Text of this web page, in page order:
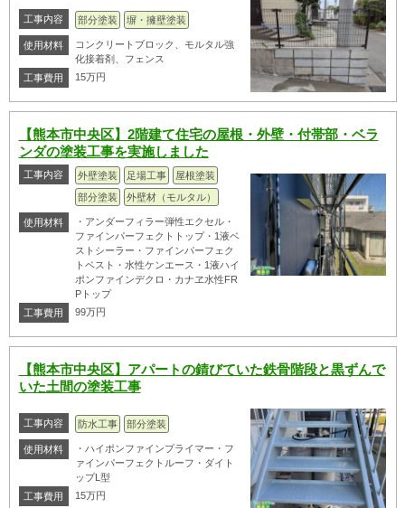
工事内容 部分塗装 塀・擁壁塗装
使用材料
コンクリートブロック、モルタル強
化接着剤、フェンス
工事費用
15万円
【熊本市中央区】2階建て住宅の屋根・外壁・付帯部・ベラ
ンダの塗装工事を実施しました
工事内容 外壁塗装 足場工事
屋根塗装
部分塗装
外壁材（モルタル）
使用材料
・アンダーフィラー弾性エクセル・
ファインパーフェクトトップ・1液ベ
ストシーラー・ファインパーフェク
トベスト・水性ケンエース・1液ハイ
ポンファインデクロ・カナヱ水性FR
Pトップ
工事費用
99万円
【熊本市中央区】アパートの錆びていた鉄骨階段と黒ずんで
いた土間の塗装工事
工事内容 防水工事 部分塗装
使用材料
・ハイポンファインプライマー・フ
ァインパーフェクトルーフ・ダイト
ップL型
工事費用
15万円